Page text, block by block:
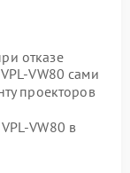
отказе
VW80 сами
проекторов
VW80 в